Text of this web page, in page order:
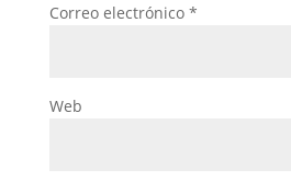
Correo electrónico *
Web